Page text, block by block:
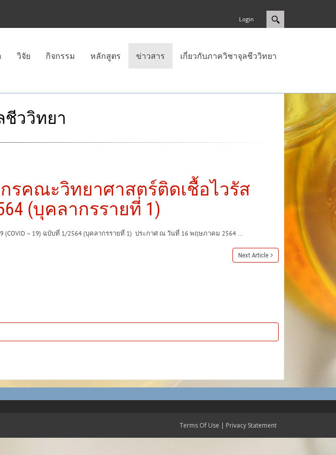
Login
วิจัย กิจกรรม หลักสูตร ข่าวสาร เกี่ยวกับภาควิชาจุลชีววิทยา
ววิทยา
รคณะวิทยาศาสตร์ติดเชื้อไวรัส
(บุคลากรรายที่ 1)
– 19) ฉบับที่ 1/2564 (บุคลากรรายที่ 1) ประกาศ ณ วันที่ 16 พฤษภาคม 2564 ...
Next Article
Terms Of Use | Privacy Statement